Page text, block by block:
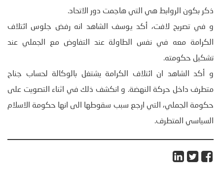
ذكر بكون الروابط هي التي هاجمت دور الاتحاد.
و في تصريح لافت، أكد يوسف الشاهد انه رفض جلوس ائتلاف
الكرامة معه في نفس الطاولة عند التفاوض مع الجملي عند
تشكيل حكومته.
و أكد الشاهد ان ائتلاف الكرامة يشتغل بالوكالة لحساب جناح
متطرف داخل حركة النهضة. و انكشف ذلك في اثناء التصويت على
حكومة الجملي، التي ارجع سبب سقوطها الى انها حكومة الاسلام
السياسي المتطرف.